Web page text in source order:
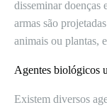
disseminar doenças
armas são
animais ou plantas,
Agentes biológicos
Existem diversos